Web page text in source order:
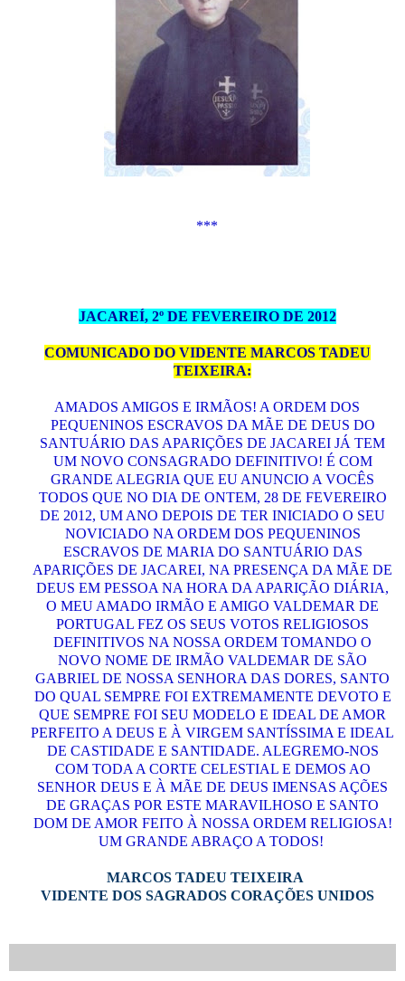
***
JACAREÍ, 2º DE FEVEREIRO DE 2012
COMUNICADO DO VIDENTE MARCOS TADEU
TEIXEIRA:
AMADOS AMIGOS E IRMÃOS! A ORDEM DOS
PEQUENINOS ESCRAVOS DA MÃE DE DEUS DO
SANTUÁRIO DAS APARIÇÕES DE JACAREI JÁ TEM
UM NOVO CONSAGRADO DEFINITIVO! É COM
GRANDE ALEGRIA QUE EU ANUNCIO A VOCÊS
TODOS QUE NO DIA DE ONTEM, 28 DE FEVEREIRO
DE 2012, UM ANO DEPOIS DE TER INICIADO O SEU
NOVICIADO NA ORDEM DOS PEQUENINOS
ESCRAVOS DE MARIA DO SANTUÁRIO DAS
APARIÇÕES DE JACAREI, NA PRESENÇA DA MÃE DE
DEUS EM PESSOA NA HORA DA APARIÇÃO DIÁRIA,
O MEU AMADO IRMÃO E AMIGO VALDEMAR DE
PORTUGAL FEZ OS SEUS VOTOS RELIGIOSOS
DEFINITIVOS NA NOSSA ORDEM TOMANDO O
NOVO NOME DE IRMÃO VALDEMAR DE SÃO
GABRIEL DE NOSSA SENHORA DAS DORES, SANTO
DO QUAL SEMPRE FOI EXTREMAMENTE DEVOTO E
QUE SEMPRE FOI SEU MODELO E IDEAL DE AMOR
PERFEITO A DEUS E À VIRGEM SANTÍSSIMA E IDEAL
DE CASTIDADE E SANTIDADE. ALEGREMO-NOS
COM TODA A CORTE CELESTIAL E DEMOS AO
SENHOR DEUS E À MÃE DE DEUS IMENSAS AÇÕES
DE GRAÇAS POR ESTE MARAVILHOSO E SANTO
DOM DE AMOR FEITO À NOSSA ORDEM RELIGIOSA!
UM GRANDE ABRAÇO A TODOS!
MARCOS TADEU TEIXEIRA
VIDENTE DOS SAGRADOS CORAÇÕES UNIDOS